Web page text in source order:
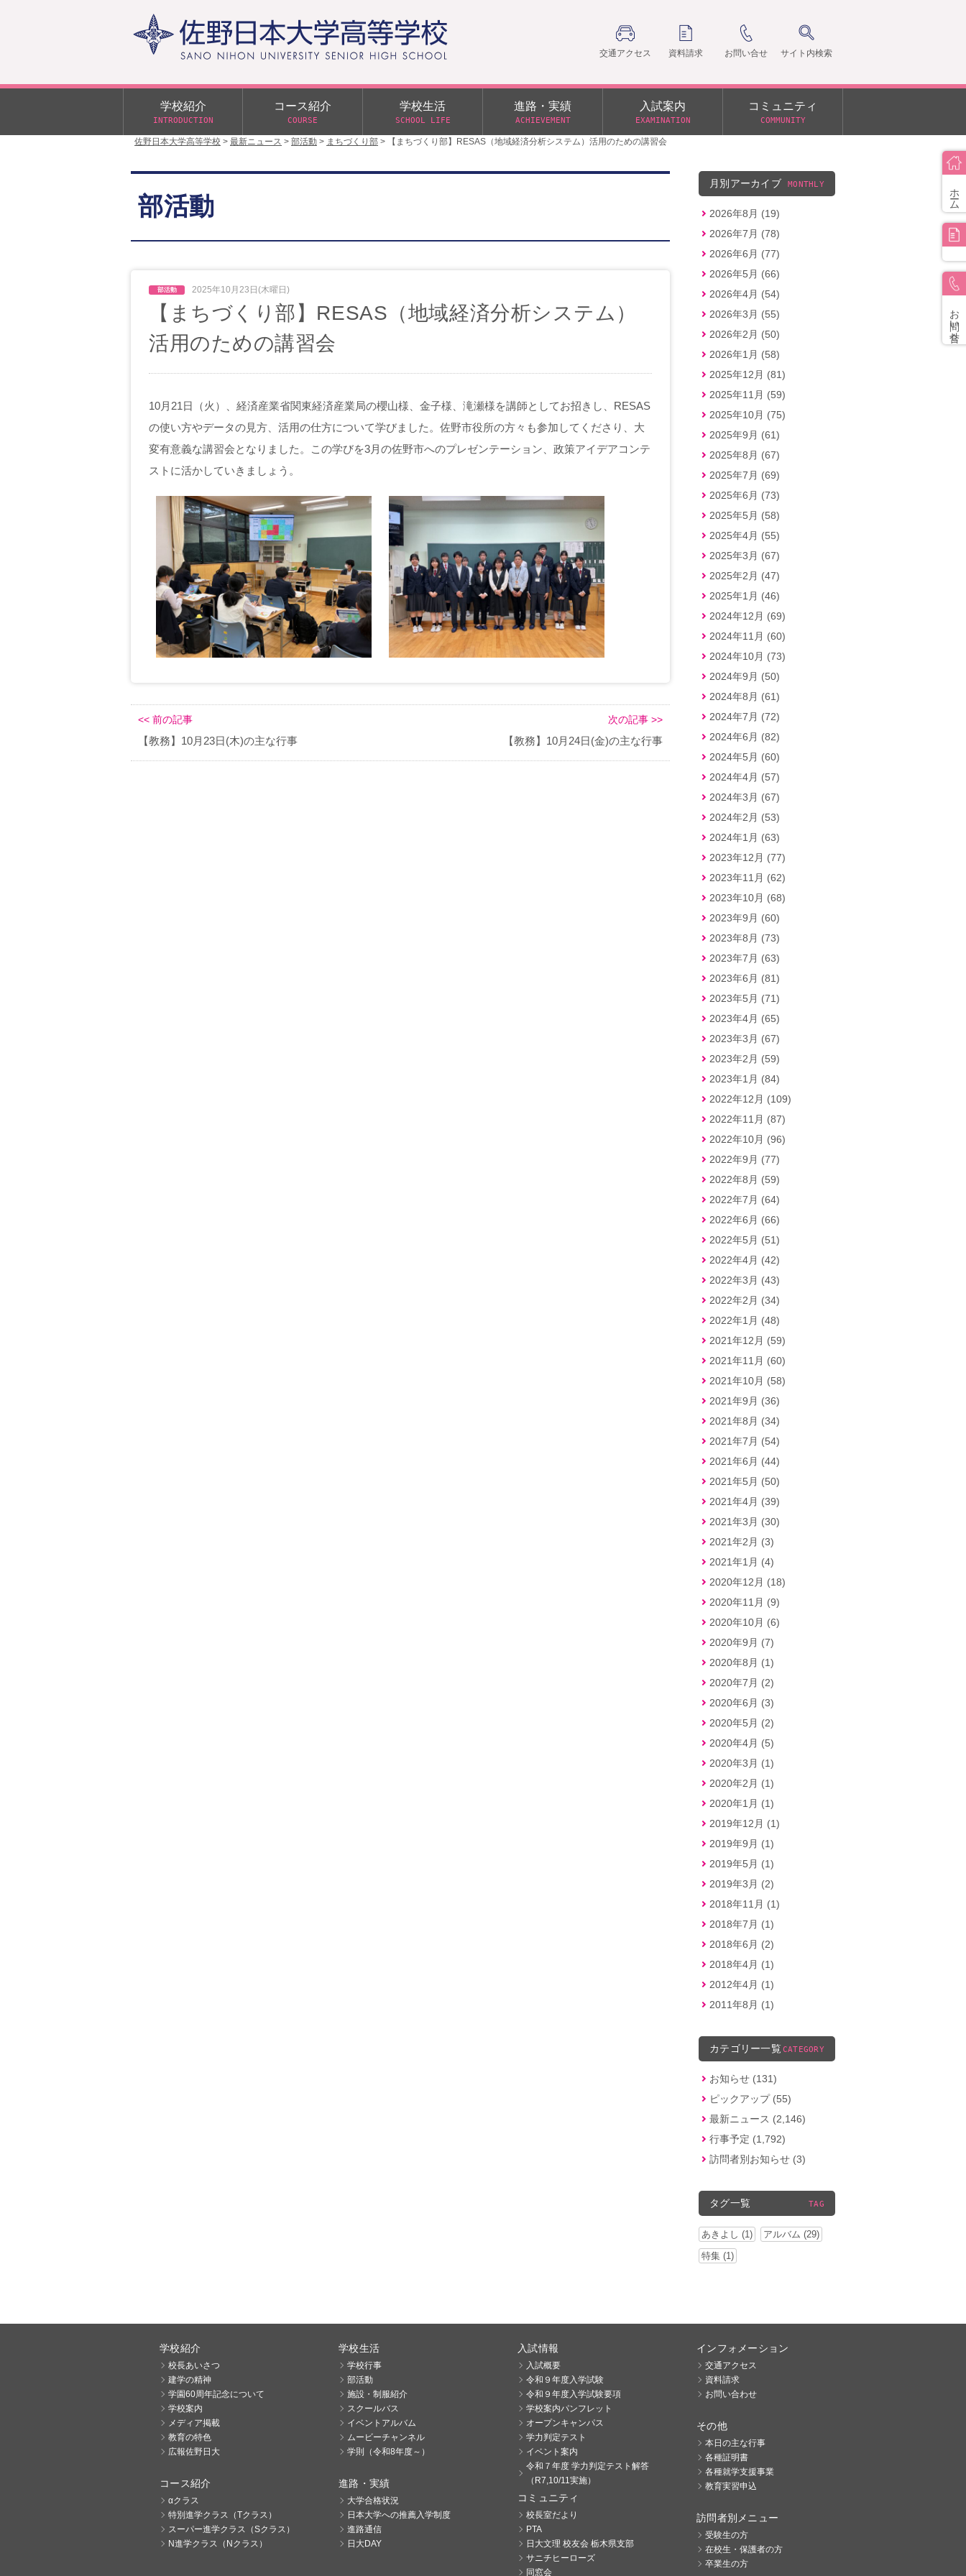
ホーム
お問い合せ
交通アクセス 資料請求 お問い合せ サイト内検索
佐野日本大学高等学校 > 最新ニュース > 部活動 > まちづくり部 > 【まちづくり部】RESAS（地域経済分析システム）活用のための講習会
学校紹介
INTRODUCTION
学校案内
広報佐野日大
コース紹介
COURSE
αクラス 特別進学クラス（Tクラス）
ス）
N進学クラス（Nクラス）
学校生活
SCHOOL LIFE
スクールバス
学則（令和8年度～）
進路・実績
ACHIEVEMENT
日大DAY
入試案内
EXAMINATION
学校案内パンフレット
令和７年度 学力判定テスト
コミュニティ
COMMUNITY
サニチヒーローズ
部活動
2025年10月23日(木曜日)
【まちづくり部】RESAS（地域経済分析システム）
活用のための講習会
10月21日（火）、経済産業省関東経済産業局の櫻山様、金子様、滝瀬様を講師としてお招きし、RESAS
の使い方やデータの見方、活用の仕方について学びました。佐野市役所の方々も参加してくださり、大
変有意義な講習会となりました。この学びを3月の佐野市へのプレゼンテーション、政策アイデアコンテ
ストに活かしていきましょう。
<< 前の記事
【教務】10月23日(木)の主な行事
次の記事 >>
【教務】10月24日(金)の主な行事
月別アーカイブ MONTHLY
2026年8月 (19)
2026年7月 (78)
2026年6月 (77)
2026年5月 (66)
2026年4月 (54)
2026年3月 (55)
2026年2月 (50)
2026年1月 (58)
2025年12月 (81)
2025年11月 (59)
2025年10月 (75)
2025年9月 (61)
2025年8月 (67)
2025年7月 (69)
2025年6月 (73)
2025年5月 (58)
2025年4月 (55)
2025年3月 (67)
2025年2月 (47)
2025年1月 (46)
2024年12月 (69)
2024年11月 (60)
2024年10月 (73)
2024年9月 (50)
2024年8月 (61)
2024年7月 (72)
2024年6月 (82)
2024年5月 (60)
2024年4月 (57)
2024年3月 (67)
2024年2月 (53)
2024年1月 (63)
2023年12月 (77)
2023年11月 (62)
2023年10月 (68)
2023年9月 (60)
2023年8月 (73)
2023年7月 (63)
2023年6月 (81)
2023年5月 (71)
2023年4月 (65)
2023年3月 (67)
2023年2月 (59)
2023年1月 (84)
2022年12月 (109)
2022年11月 (87)
2022年10月 (96)
2022年9月 (77)
2022年8月 (59)
2022年7月 (64)
2022年6月 (66)
2022年5月 (51)
2022年4月 (42)
2022年3月 (43)
2022年2月 (34)
2022年1月 (48)
2021年12月 (59)
2021年11月 (60)
2021年10月 (58)
2021年9月 (36)
2021年8月 (34)
2021年7月 (54)
2021年6月 (44)
2021年5月 (50)
2021年4月 (39)
2021年3月 (30)
2021年2月 (3)
2021年1月 (4)
2020年12月 (18)
2020年11月 (9)
2020年10月 (6)
2020年9月 (7)
2020年8月 (1)
2020年7月 (2)
2020年6月 (3)
2020年5月 (2)
2020年4月 (5)
2020年3月 (1)
2020年2月 (1)
2020年1月 (1)
2019年12月 (1)
2019年9月 (1)
2019年5月 (1)
2019年3月 (2)
2018年11月 (1)
2018年7月 (1)
2018年6月 (2)
2018年4月 (1)
2012年4月 (1)
2011年8月 (1)
カテゴリー一覧 CATEGORY
お知らせ (131)
ピックアップ (55)
最新ニュース (2,146)
行事予定 (1,792)
訪問者別お知らせ (3)
タグ一覧 TAG
あきよし (1)
アルバム (29)
特集 (1)
学校紹介
校長あいさつ
建学の精神
学園60周年記念について
学校案内
メディア掲載
教育の特色
広報佐野日大
コース紹介
αクラス
特別進学クラス（Tクラス）
スーパー進学クラス（Sクラス）
N進学クラス（Nクラス）
学校生活
学校行事
部活動
施設・制服紹介
スクールバス
イベントアルバム
ムービーチャンネル
学則（令和8年度～）
進路・実績
大学合格状況
日本大学への推薦入学制度
進路通信
日大DAY
入試情報
入試概要
令和９年度入学試験
令和９年度入学試験要項
学校案内パンフレット
オープンキャンパス
学力判定テスト
イベント案内
令和７年度 学力判定テスト解答
（R7,10/11実施）
コミュニティ
校長室だより
PTA
日大文理 校友会 栃木県支部
サニチヒーローズ
同窓会
インフォメーション
交通アクセス
資料請求
お問い合わせ
その他
本日の主な行事
各種証明書
各種就学支援事業
教育実習申込
訪問者別メニュー
受験生の方
在校生・保護者の方
卒業生の方